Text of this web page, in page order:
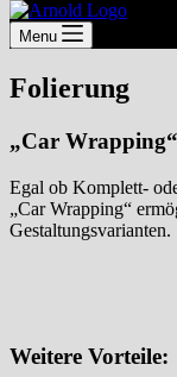
Menu
Folierung
„Car Wrapping“
Egal ob Komplett-
„Car Wrapping“
Gestaltungsvarianten.
Weitere Vorteile: